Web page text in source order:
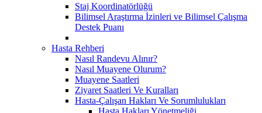
Staj Koordinatörlüğü
Bilimsel Araştırma İzinleri ve Bilimsel Çalışma
Destek Puanı
Hasta Rehberi
Nasıl Randevu Alınır?
Nasıl Muayene Olurum?
Muayene Saatleri
Ziyaret Saatleri Ve Kuralları
Hasta-Çalışan Hakları Ve Sorumlulukları
Hasta Hakları Yönetmeliği